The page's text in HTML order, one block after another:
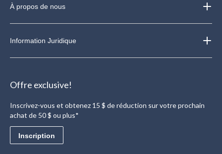
À propos de nous
Information Juridique
Offre exclusive!
Inscrivez-vous et obtenez 15 $ de réduction sur votre prochain
achat de 50 $ ou plus*
Inscription